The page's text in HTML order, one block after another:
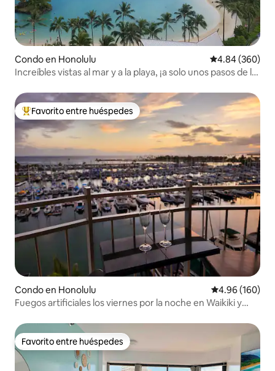
Condo en Honolulu Calificación
4.84 (360)
Increíbles vistas al mar y a la playa, ¡a solo unos pasos de la
Favorito entre huéspedes preferido
Favorito entre huéspedes
Condo en Honolulu Calificación
4.96 (160)
Fuegos artificiales los viernes por la noche en Waikiki y
Favorito entre huéspedes
Favorito entre huéspedes